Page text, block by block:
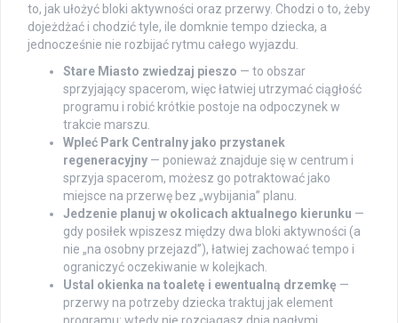
to, jak ułożyć bloki aktywności oraz przerwy. Chodzi o to, żeby
dojeżdżać i chodzić tyle, ile domknie tempo dziecka, a
jednocześnie nie rozbijać rytmu całego wyjazdu.
Stare Miasto zwiedzaj pieszo — to obszar
sprzyjający spacerom, więc łatwiej utrzymać ciągłość
programu i robić krótkie postoje na odpoczynek w
trakcie marszu.
Wpleć Park Centralny jako przystanek
regeneracyjny — ponieważ znajduje się w centrum i
sprzyja spacerom, możesz go potraktować jako
miejsce na przerwę bez „wybijania” planu.
Jedzenie planuj w okolicach aktualnego kierunku —
gdy posiłek wpiszesz między dwa bloki aktywności (a
nie „na osobny przejazd”), łatwiej zachować tempo i
ograniczyć oczekiwanie w kolejkach.
Ustal okienka na toaletę i ewentualną drzemkę —
przerwy na potrzeby dziecka traktuj jak element